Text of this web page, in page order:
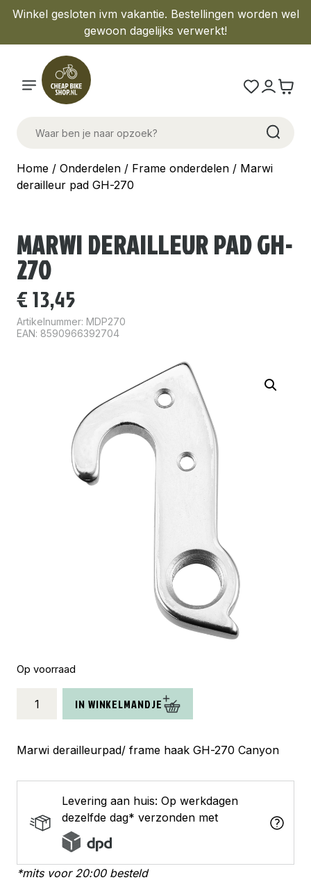
Winkel gesloten ivm vakantie. Bestellingen worden wel
gewoon dagelijks verwerkt!
Home / Onderdelen / Frame onderdelen / Marwi
derailleur pad GH-270
MARWI DERAILLEUR PAD GH-
270
€13,45
Artikelnummer: MDP270
EAN: 8590966392704
Op voorraad
derailleur
GH-
aantal
IN WINKELMANDJE
Marwi derailleurpad/ frame haak GH-270 Canyon
Levering aan huis: Op werkdagen
dezelfde dag* verzonden met
*mits voor 20:00 besteld